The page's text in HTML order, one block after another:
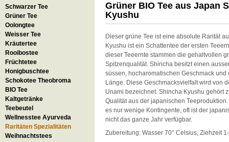
Schwarzer Tee
Grüner Tee
Oolongtee
Weisser Tee
Kräutertee
Rooibostee
Früchtetee
Honigbuschtee
Schokotee Theobroma
BIO Tee
Kaltgetränke
Teebeutel
Wellnesstee Ayurveda
Raritäten Spezialitäten
Weihnachtstees
Grüner BIO Tee aus Japan
Kyushu
Dieser grüne Tee ist eine absolute Rarität
Kyushu ist ein Schattentee der ersten
dieser Teeernte stammen die gehaltvollen
Spitzenqualität. Shincha besitzt einen
süssen, hocharomatischen Geschmack
Länge. Diese Geschmacksvielfalt wird von
Unami bezeichnet. Shincha Kyushu gehört
Qualität aus der japanischen
es nur wenige Kontingente, oft ist der
nicht das ganze Jahr verfügbar.
Zubereitung: Wasser 70° Celsius, Ziehzeit